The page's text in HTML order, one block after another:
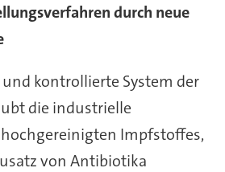
durch neue
kontrollierte System der
die industrielle
Impfstoffes,
von Antibiotika